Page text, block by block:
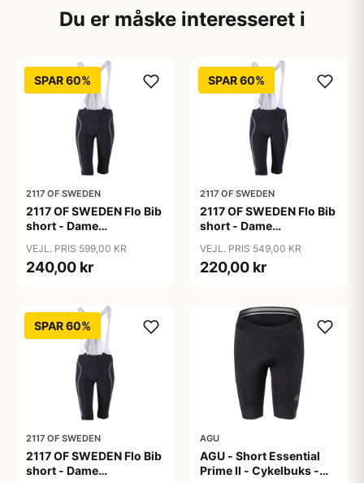
Du er måske interesseret i
SPAR 60%
2117 OF SWEDEN
2117 OF SWEDEN Flo Bib
short - Dame
Sort - Str. 36
VEJL. PRIS 599,00 KR
240,00 kr
SPAR 60%
2117 OF SWEDEN
2117 OF SWEDEN Flo Bib
short - Dame
Sort - Str. 38
VEJL. PRIS 549,00 KR
220,00 kr
SPAR 60%
2117 OF SWEDEN
2117 OF SWEDEN Flo Bib
short - Dame
AGU
AGU - Short Essential
Prime II - Cykelbuks -